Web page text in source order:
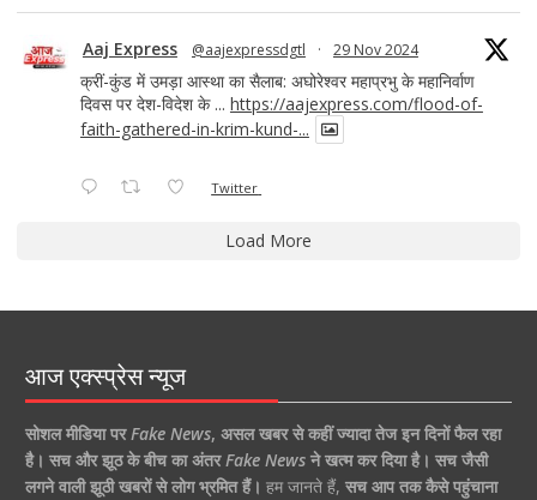
Aaj Express @aajexpressdgtl · 29 Nov 2024
क्रीं-कुंड में उमड़ा आस्था का सैलाब: अघोरेश्वर महाप्रभु के महानिर्वाण
दिवस पर देश-विदेश के ... https://aajexpress.com/flood-of-
faith-gathered-in-krim-kund-...
Twitter
Load More
आज एक्स्प्रेस न्यूज
सोशल मीडिया परFake News, असल खबर से कहीं ज्यादा तेज इन दिनों फैल रहा
है। सच और झूठ के बीच का अंतरFake Newsने खत्म कर दिया है। सच जैसी
लगने वाली झूठी खबरों से लोग भ्रमित हैं। हम जानते हैं, सच आप तक कैसे पहुंचाना